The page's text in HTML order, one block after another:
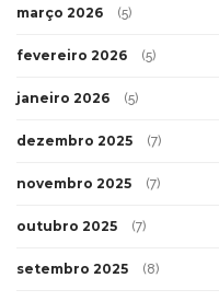
março 2026 (5)
fevereiro 2026 (5)
janeiro 2026 (5)
dezembro 2025 (7)
novembro 2025 (7)
outubro 2025 (7)
setembro 2025 (8)